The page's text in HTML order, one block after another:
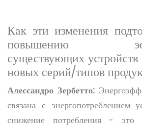
Как эти изменения
повышению
существующих
новых серий/типов
Алессандро Зербетто:
связана с энергопотреблением
снижение потребления - это